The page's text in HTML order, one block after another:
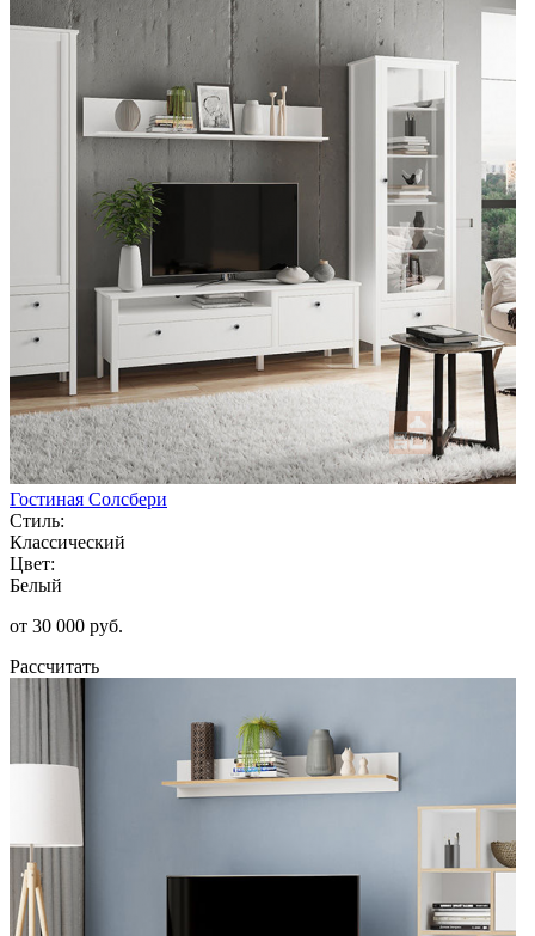
Гостиная Солсбери
Стиль:
Классический
Цвет:
Белый
от 30 000 руб.
Рассчитать